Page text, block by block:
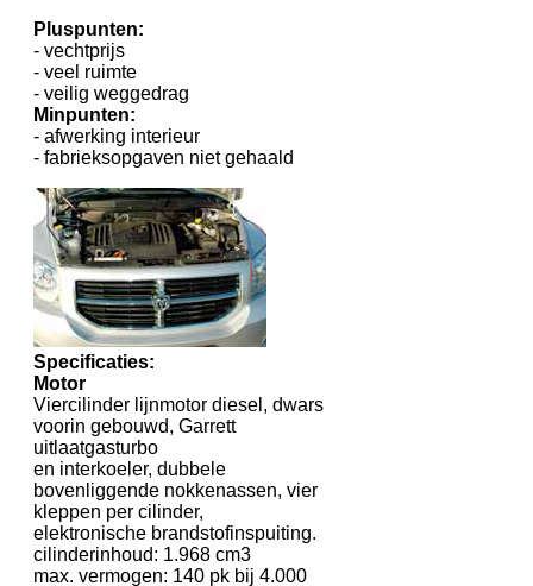
Pluspunten:
- vechtprijs
- veel ruimte
- veilig weggedrag
Minpunten:
- afwerking interieur
- fabrieksopgaven niet gehaald
Specificaties:
Motor
Viercilinder lijnmotor diesel, dwars
voorin gebouwd, Garrett
uitlaatgasturbo
en interkoeler, dubbele
bovenliggende nokkenassen, vier
kleppen per cilinder,
elektronische brandstofinspuiting.
cilinderinhoud: 1.968 cm3
max. vermogen: 140 pk bij 4.000